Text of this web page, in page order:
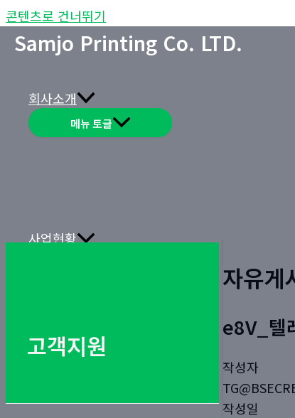
콘텐츠로 건너뛰기
Samjo Printing Co. LTD.
회사소개
메뉴 토글
사업현황
고객지원
자유게
e8V_텔
작성자
작성일